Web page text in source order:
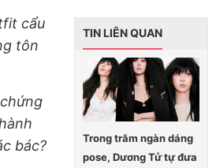
TIN LIÊN QUAN
Trong trăm ngàn dáng
pose, Dương Tử tự đưa
cẩu
tôn
bác?